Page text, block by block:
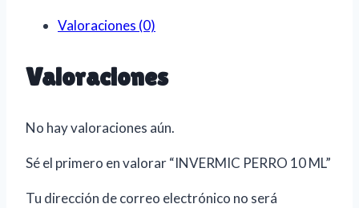
Valoraciones (0)
Valoraciones
No hay valoraciones aún.
Sé el primero en valorar “INVERMIC PERRO 10 ML”
Tu dirección de correo electrónico no será